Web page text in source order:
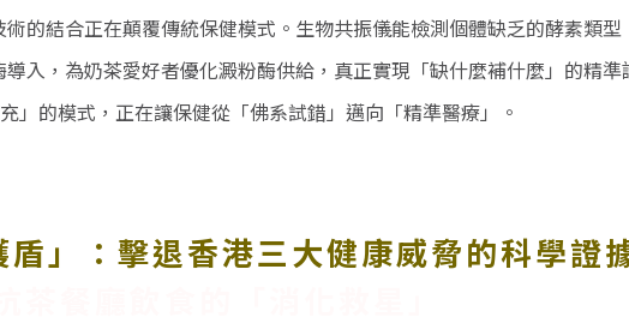
的結合正在顛覆傳統保健模式。生物共振儀能檢測個體缺乏的酵素類型
入，為奶茶愛好者優化澱粉酶供給，真正實現「缺什麼補什麼」的精準
」的模式，正在讓保健從「佛系試錯」邁向「精準醫療」。
」：擊退香港三大健康威脅的科學證